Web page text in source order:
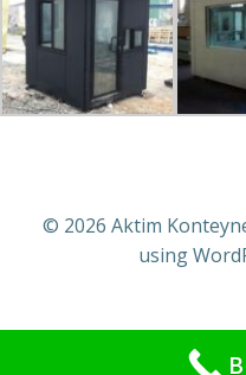
© 2026 Aktim
using